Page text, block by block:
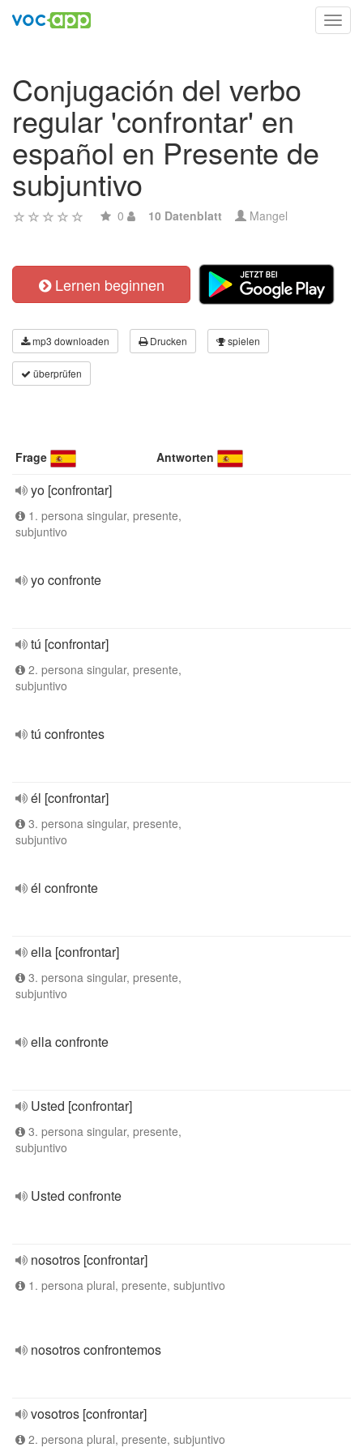
Conjugación del verbo
regular 'confrontar' en
español en Presente de
subjuntivo
0 10 Datenblatt Mangel
Lernen beginnen
mp3 downloaden Drucken spielen
überprüfen
Frage Antworten
yo [confrontar]
1. persona singular, presente,
subjuntivo
yo confronte
tú [confrontar]
2. persona singular, presente,
subjuntivo
tú confrontes
él [confrontar]
3. persona singular, presente,
subjuntivo
él confronte
ella [confrontar]
3. persona singular, presente,
subjuntivo
ella confronte
Usted [confrontar]
3. persona singular, presente,
subjuntivo
Usted confronte
nosotros [confrontar]
1. persona plural, presente, subjuntivo
nosotros confrontemos
vosotros [confrontar]
2. persona plural, presente, subjuntivo